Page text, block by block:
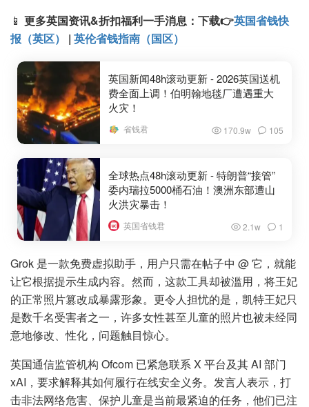
📱 更多英国资讯&折扣福利一手消息： 下载👉英国省钱快
报（英区）
| 英伦省钱指南（国区）
英国新闻48h滚动更新 - 2026英国送机
费全面上调！伯明翰地毯厂遭遇重大
火灾！
省钱君 170.9w 105
全球热点48h滚动更新 - 特朗普“接管”
委内瑞拉5000桶石油！澳洲东部遭山
火洪灾暴击！
英国省钱君 2.1w 1
Grok 是一款免费虚拟助手，用户只需在帖子中 @ 它，就能
让它根据提示生成内容。然而，这款工具却被滥用，将王妃
的正常照片篡改成暴露形象。更令人担忧的是，凯特王妃只
是数千名受害者之一，许多女性甚至儿童的照片也被未经同
意地修改、性化，问题触目惊心。
英国通信监管机构 Ofcom 已紧急联系 X 平台及其 AI 部门
xAI，要求解释其如何履行在线安全义务。发言人表示，打
击非法网络危害、保护儿童是当前最紧迫的任务，他们已注